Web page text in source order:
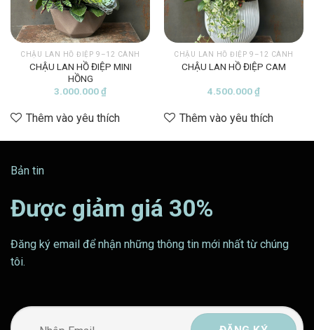
CHẬU LAN HỒ ĐIỆP 9–12 CÀNH
CHẬU LAN HỒ ĐIỆP MINI
HỒNG
3.000.000₫
Thêm vào yêu thích
CHẬU LAN HỒ ĐIỆP 9–12 CÀNH
CHẬU LAN HỒ ĐIỆP CAM
4.500.000₫
Thêm vào yêu thích
Bản tin
Được giảm giá 30%
Đăng ký email để nhận những thông tin mới nhất từ chúng
tôi.